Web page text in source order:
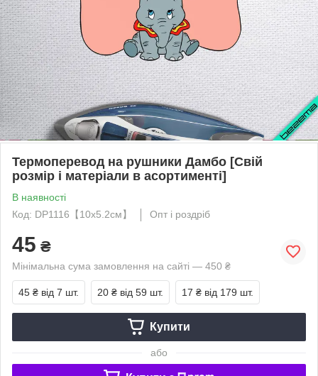
Термоперевод на рушники Дамбо [Свій
розмір і матеріали в асортименті]
В наявності
Код: DP1116【10x5.2см】
Опт і роздріб
45 ₴
Мінімальна сума замовлення на сайті — 450 ₴
45 ₴ від 7 шт. 20 ₴ від 59 шт. 17 ₴ від 179 шт.
Купити
або